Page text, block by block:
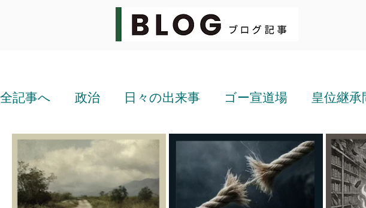
全記事へ 政治 日々の出来事 ゴー宣道場 皇位継承